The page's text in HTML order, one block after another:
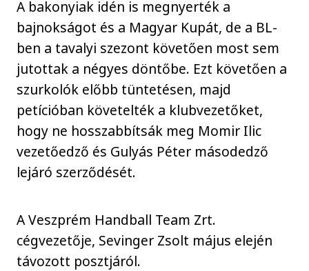
A bakonyiak idén is megnyerték a
bajnokságot és a Magyar Kupát, de a BL-
ben a tavalyi szezont követően most sem
jutottak a négyes döntőbe. Ezt követően a
szurkolók előbb tüntetésen, majd
petícióban követelték a klubvezetőket,
hogy ne hosszabbítsák meg Momir Ilic
vezetőedző és Gulyás Péter másodedző
lejáró szerződését.
A Veszprém Handball Team Zrt.
cégvezetője, Sevinger Zsolt május elején
távozott posztjáról.